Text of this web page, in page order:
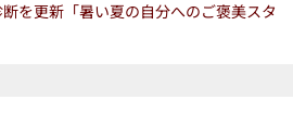
を更新「暑い夏の自分へのご褒美スタ